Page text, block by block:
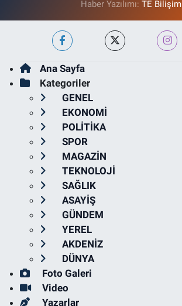
Haber Yazılımı: TE Bilişim
Ana Sayfa
Kategoriler
GENEL
EKONOMİ
POLİTİKA
SPOR
MAGAZİN
TEKNOLOJİ
SAĞLIK
ASAYİŞ
GÜNDEM
YEREL
AKDENİZ
DÜNYA
Foto Galeri
Video
Yazarlar